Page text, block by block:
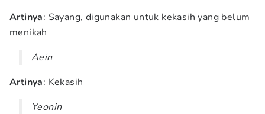
Artinya: Sayang, digunakan untuk kekasih yang belum
menikah
Aein
Artinya: Kekasih
Yeonin